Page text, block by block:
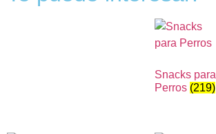
Snacks para
Perros (219)